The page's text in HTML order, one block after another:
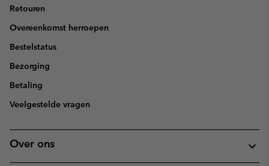
Retouren
Overeenkomst herroepen
Bestelstatus
Bezorging
Betaling
Veelgestelde vragen
Over ons